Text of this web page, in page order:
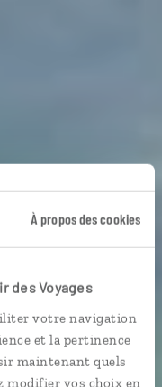
À propos des cookies
des Voyages
votre navigation
et la pertinence
maintenant quels
modifier vos choix en
et à la